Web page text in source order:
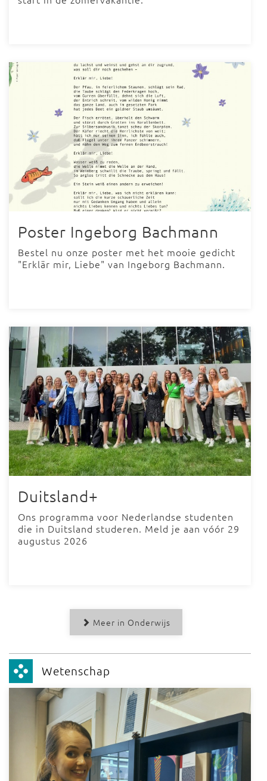
Poster Ingeborg Bachmann
Bestel nu onze poster met het mooie gedicht
"Erklär mir, Liebe" van Ingeborg Bachmann.
Duitsland+
Ons programma voor Nederlandse studenten
die in Duitsland studeren. Meld je aan vóór 29
augustus 2026
Meer in Onderwijs
Wetenschap